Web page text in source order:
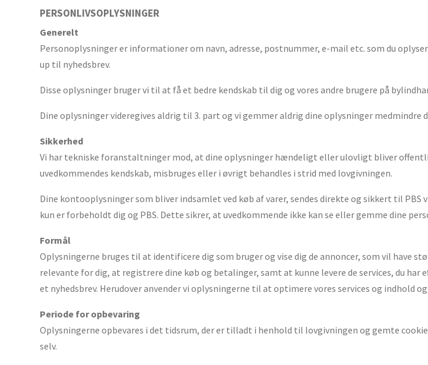
PERSONLIVSOPLYSNINGER
Generelt
Personoplysninger er informationer om navn, adresse, postnummer, e-mail etc. som du
up til nyhedsbrev.
Disse oplysninger bruger vi til at få et bedre kendskab til dig og vores andre brugere på
Dine oplysninger videregives aldrig til 3. part og vi gemmer aldrig dine oplysninger medmindre
Sikkerhed
Vi har tekniske foranstaltninger mod, at dine oplysninger hændeligt eller ulovligt bliver
uvedkommendes kendskab, misbruges eller i øvrigt behandles i strid med lovgivningen.
Dine kontooplysninger som bliver indsamlet ved køb af varer, sendes direkte og sikkert til PBS
kun er forbeholdt dig og PBS. Dette sikrer, at uvedkommende ikke kan se eller gemme dine
Formål
Oplysningerne bruges til at identificere dig som bruger og vise dig de annoncer, som vil have
relevante for dig, at registrere dine køb og betalinger, samt at kunne levere de services, du har
et nyhedsbrev. Herudover anvender vi oplysningerne til at optimere vores services og indhold
Periode for opbevaring
Oplysningerne opbevares i det tidsrum, der er tilladt i henhold til lovgivningen og gemte
selv.